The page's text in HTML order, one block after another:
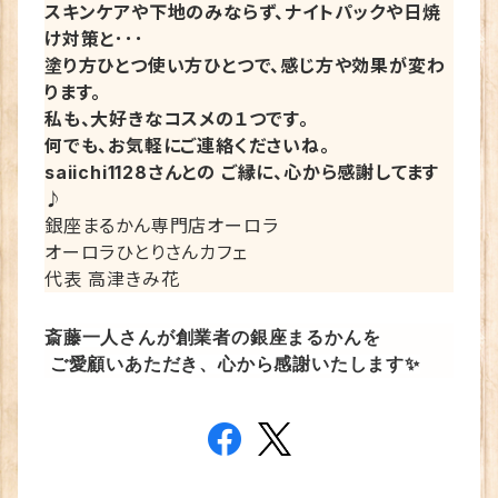
スキンケアや下地のみならず、ナイトパックや日焼
け対策と･･･
塗り方ひとつ使い方ひとつで、感じ方や効果が変わ
ります。
私も、大好きなコスメの１つです。
何でも、お気軽にご連絡くださいね。
saiichi1128さんとの ご縁に、心から感謝してます
♪
銀座まるかん専門店オーロラ
オーロラひとりさんカフェ
代表 高津きみ花
斎藤一人さんが創業者の銀座まるかんを
ご愛顧いあただき、心から感謝いたします✨